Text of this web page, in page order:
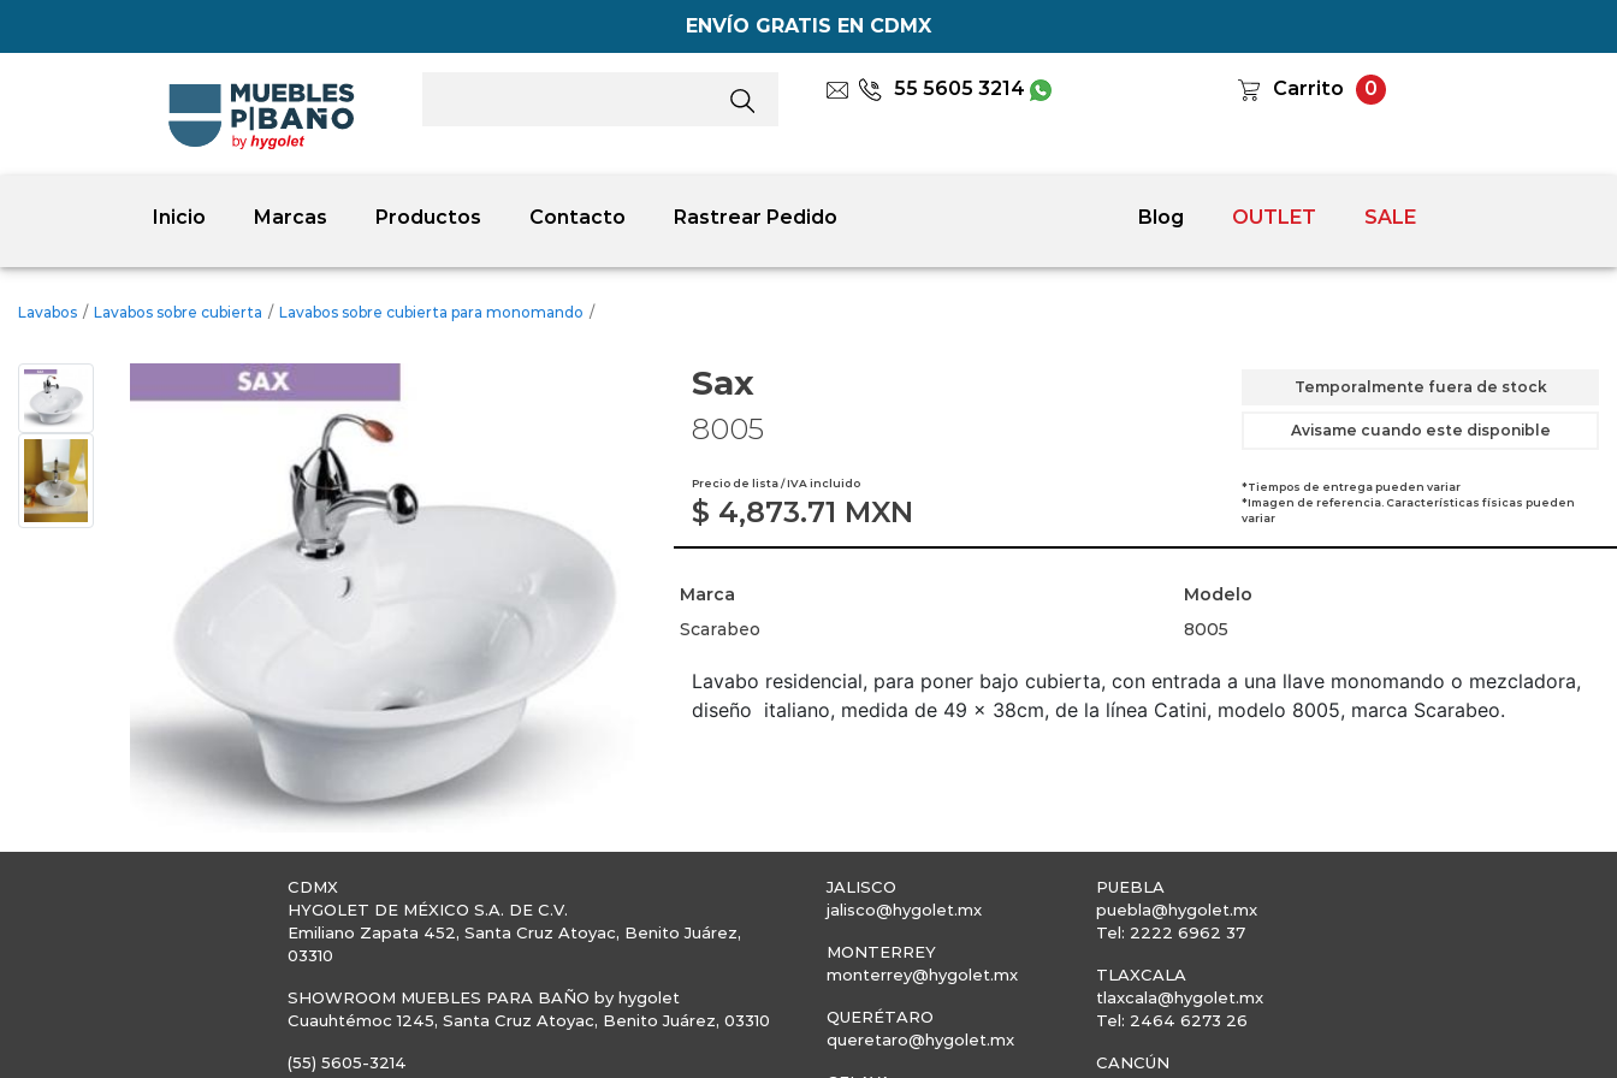
ENVÍO GRATIS EN CDMX
55 5605 3214 Carrito 0
Inicio Marcas Productos Contacto Rastrear Pedido Blog OUTLET SALE
Lavabos / Lavabos sobre cubierta / Lavabos sobre cubierta para monomando /
Sax
8005
Precio de lista / IVA incluido
$ 4,873.71 MXN
Temporalmente fuera de stock
Avisame cuando este disponible
*Tiempos de entrega pueden variar
*Imagen de referencia. Características físicas pueden
variar
Marca
Modelo
Scarabeo
8005
Lavabo residencial, para poner bajo cubierta, con entrada a una llave monomando o mezcladora,
diseño italiano, medida de 49 x 38cm, de la línea Catini, modelo 8005, marca Scarabeo.
CDMX
HYGOLET DE MÉXICO S.A. DE C.V.
Emiliano Zapata 452, Santa Cruz Atoyac, Benito Juárez,
03310
SHOWROOM MUEBLES PARA BAÑO by hygolet
Cuauhtémoc 1245, Santa Cruz Atoyac, Benito Juárez, 03310
(55) 5605-3214
JALISCO
jalisco@hygolet.mx
MONTERREY
monterrey@hygolet.mx
QUERÉTARO
queretaro@hygolet.mx
PUEBLA
puebla@hygolet.mx
Tel: 2222 6962 37
TLAXCALA
tlaxcala@hygolet.mx
Tel: 2464 6273 26
CANCÚN